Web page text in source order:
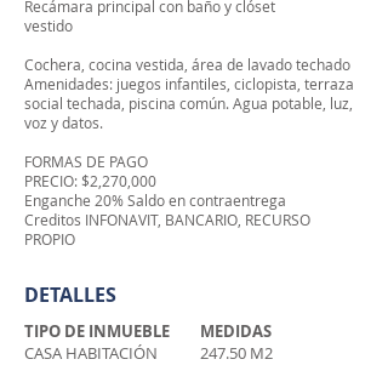
Recámara principal con baño y clóset
vestido
Cochera, cocina vestida, área de lavado techado
Amenidades: juegos infantiles, ciclopista, terraza
social techada, piscina común. Agua potable, luz,
voz y datos.
FORMAS DE PAGO
PRECIO: $2,270,000
Enganche 20% Saldo en contraentrega
Creditos INFONAVIT, BANCARIO, RECURSO
PROPIO
DETALLES
TIPO DE INMUEBLE
CASA HABITACIÓN
MEDIDAS
247.50 M2